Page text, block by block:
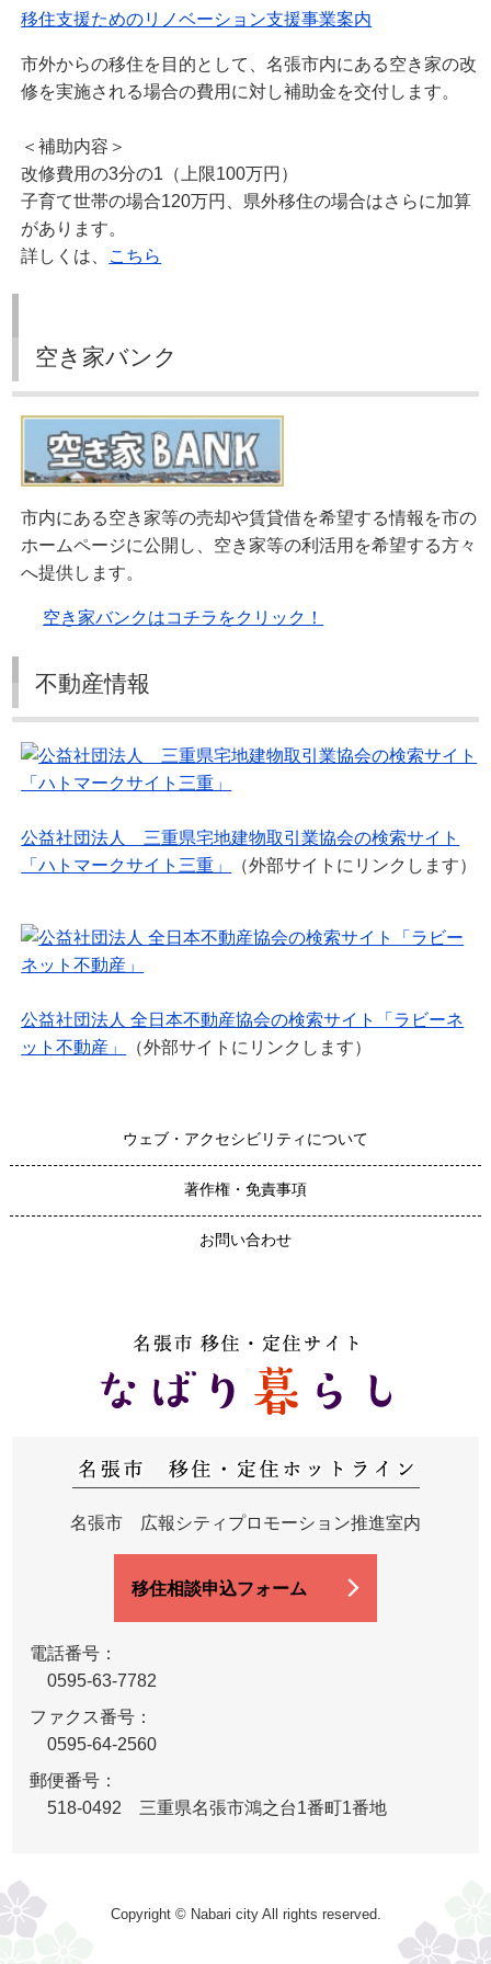
移住支援ためのリノベーション支援事業案内
市外からの移住を目的として、名張市内にある空き家の改
修を実施される場合の費用に対し補助金を交付します。
＜補助内容＞
改修費用の3分の1（上限100万円）
子育て世帯の場合120万円、県外移住の場合はさらに加算
があります。
詳しくは、
こちら
空き家バンク
市内にある空き家等の売却や賃貸借を希望する情報を市の
ホームページに公開し、空き家等の利活用を希望する方々
へ提供します。
空き家バンクはコチラをクリック！
不動産情報
公益社団法人 三重県宅地建物取引業協会の検索サイト
「ハトマークサイト三重」
（外部サイトにリンクします）
公益社団法人 全日本不動産協会の検索サイト「ラビーネ
ット不動産」
（外部サイトにリンクします）
ウェブ・アクセシビリティについて
著作権・免責事項
お問い合わせ
名張市 広報シティプロモーション推進室内
移住相談申込フォーム
電話番号：
0595-63-7782
ファクス番号：
0595-64-2560
郵便番号：
518-0492 三重県名張市鴻之台1番町1番地
Copyright © Nabari city All rights reserved.